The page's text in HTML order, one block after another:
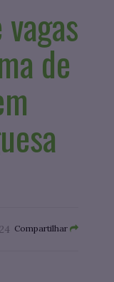
de
Compartilhar